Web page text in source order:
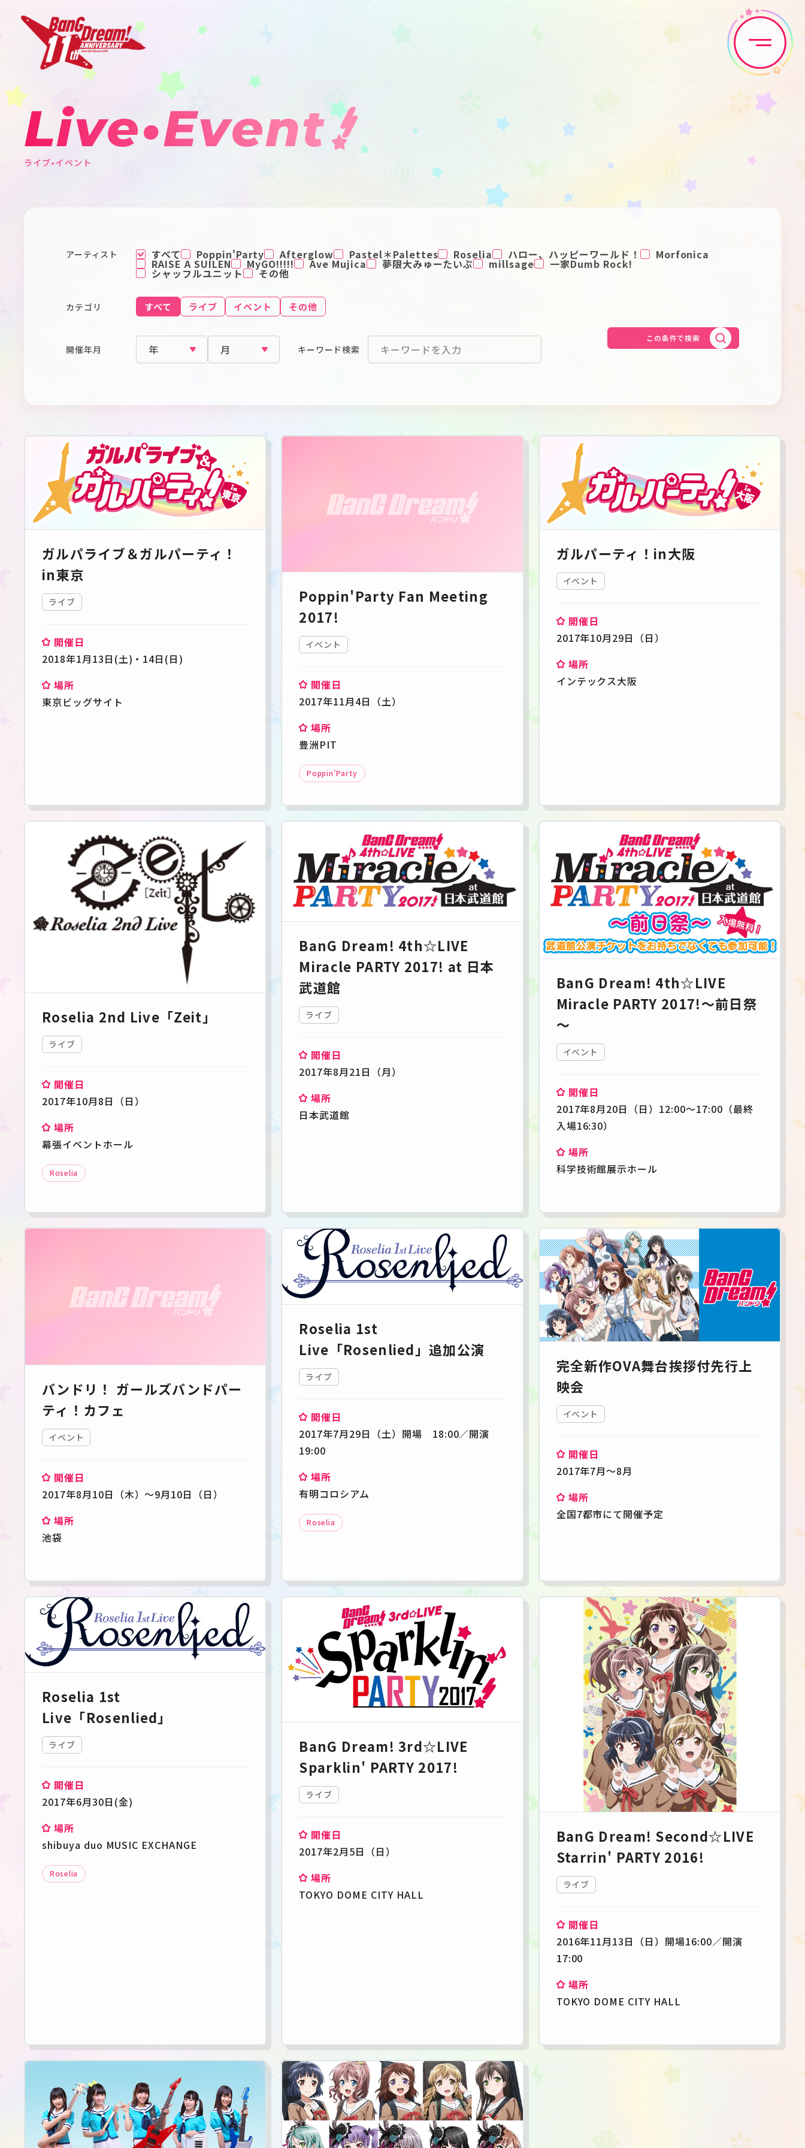
Discography
Anime
Live•Event
ライブ•イベント
アーティスト すべて Poppin'Party Afterglow Pastel＊Palettes Roselia ハロー、ハッピーワールド！ Morfonica
RAISE A SUILEN MyGO!!!!! Ave Mujica 夢限大みゅーたいぷ millsage 一家Dumb Rock!
シャッフルユニット その他
カテゴリ すべて ライブ イベント その他
開催年月 キーワード検索
この条件で検索
ガルパライブ＆ガルパーティ！
in東京
ライブ
開催日
2018年1月13日(土)・14日(日)
場所
東京ビッグサイト
Poppin'Party Fan Meeting
2017!
イベント
開催日
2017年11月4日（土）
場所
豊洲PIT
Poppin'Party
ガルパーティ！in大阪
イベント
開催日
2017年10月29日（日）
場所
インテックス大阪
Roselia 2nd Live「Zeit」
ライブ
開催日
2017年10月8日（日）
場所
幕張イベントホール
Roselia
BanG Dream! 4th☆LIVE
Miracle PARTY 2017! at 日本
武道館
ライブ
開催日
2017年8月21日（月）
場所
日本武道館
BanG Dream! 4th☆LIVE
Miracle PARTY 2017!～前日祭
～
イベント
開催日
2017年8月20日（日）12:00～17:00（最終
入場16:30）
場所
科学技術館展示ホール
バンドリ！ ガールズバンドパー
ティ！カフェ
イベント
開催日
2017年8月10日（木）～9月10日（日）
場所
池袋
Roselia 1st
Live「Rosenlied」追加公演
ライブ
開催日
2017年7月29日（土）開場 18:00／開演
19:00
場所
有明コロシアム
Roselia
完全新作OVA舞台挨拶付先行上
映会
イベント
開催日
2017年7月～8月
場所
全国7都市にて開催予定
Roselia 1st
Live「Rosenlied」
ライブ
開催日
2017年6月30日(金)
場所
shibuya duo MUSIC EXCHANGE
Roselia
BanG Dream! 3rd☆LIVE
Sparklin' PARTY 2017!
ライブ
開催日
2017年2月5日（日）
場所
TOKYO DOME CITY HALL
BanG Dream! Second☆LIVE
Starrin' PARTY 2016!
ライブ
開催日
2016年11月13日（日）開場16:00／開演
17:00
場所
TOKYO DOME CITY HALL